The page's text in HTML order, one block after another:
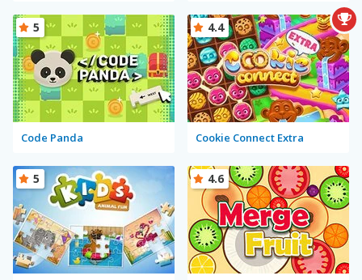
Code Panda
5
Cookie Connect Extra
4.4
5 4.6